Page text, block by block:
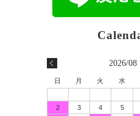
2026/08
日 月 火 水
2
3 4 5